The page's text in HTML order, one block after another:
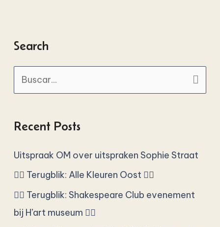
Search
a
r
Recent Posts
Uitspraak OM over uitspraken Sophie Straat
🏳️‍🌈 Terugblik: Alle Kleuren Oost 🏳️‍🌈
🏳️‍🌈 Terugblik: Shakespeare Club evenement
bij H’art museum 🏳️‍🌈